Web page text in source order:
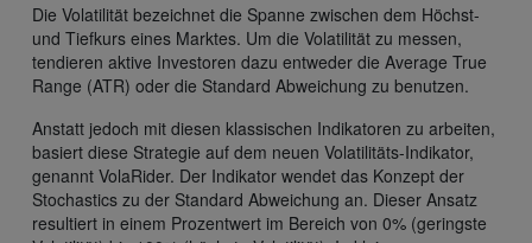
Die Volatilität bezeichnet die Spanne zwischen dem Höchst-
und Tiefkurs eines Marktes. Um die Volatilität zu messen,
tendieren aktive Investoren dazu entweder die Average True
Range (ATR) oder die Standard Abweichung zu benutzen.
Anstatt jedoch mit diesen klassischen Indikatoren zu arbeiten,
basiert diese Strategie auf dem neuen Volatilitäts-Indikator,
genannt VolaRider. Der Indikator wendet das Konzept der
Stochastics zu der Standard Abweichung an. Dieser Ansatz
resultiert in einem Prozentwert im Bereich von 0% (geringste